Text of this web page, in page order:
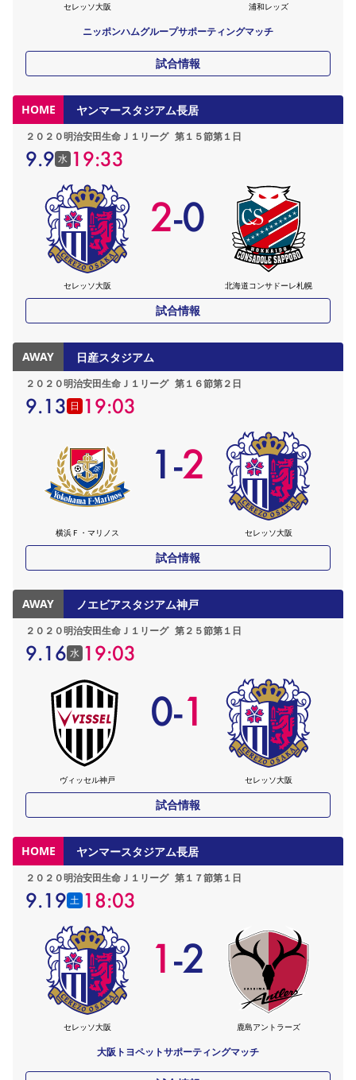
セレッソ大阪 浦和レッズ
ニッポンハムグループサポーティングマッチ
試合情報
HOME ヤンマースタジアム長居
２０２０明治安田生命Ｊ１リーグ 第１５節第１日
9.9 水 19:33
セレッソ大阪
2-0
北海道コンサドーレ札幌
試合情報
AWAY 日産スタジアム
２０２０明治安田生命Ｊ１リーグ 第１６節第２日
9.13 日 19:03
横浜Ｆ・マリノス
1-2
セレッソ大阪
試合情報
AWAY ノエビアスタジアム神戸
２０２０明治安田生命Ｊ１リーグ 第２５節第１日
9.16 水 19:03
ヴィッセル神戸
0-1
セレッソ大阪
試合情報
HOME ヤンマースタジアム長居
２０２０明治安田生命Ｊ１リーグ 第１７節第１日
9.19 土 18:03
セレッソ大阪
1-2
鹿島アントラーズ
大阪トヨペットサポーティングマッチ